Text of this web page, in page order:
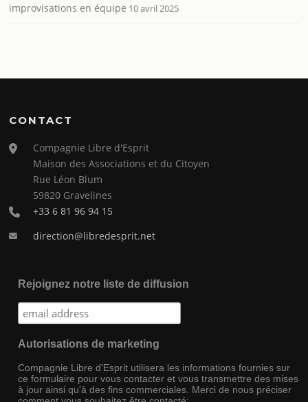
improvisations en équipe 10 avril 2025
CONTACT
Compagnie Libre d'Esprit
Maison des Associations et du Citoyen
Rue Léon Blum
59820 Gravelines
+33 6 81 96 94 15
direction@libredesprit.net
Rejoignez notre liste de diffusion
Autorisations de marketing
Compagnie Libre d'Esprit utilisera les informations fournies sur
ce formulaire pour vous contacter et vous transmettre des mises
à jour ainsi qu'à des fins commerciales. Merci de nous préciser